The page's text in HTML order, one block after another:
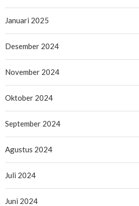
8 Hadir, TWS
2026
24 Juni 2026
Januari 2025
Desember 2024
November 2024
Oktober 2024
September 2024
Agustus 2024
Juli 2024
Juni 2024